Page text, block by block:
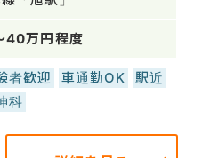
40万円程度
者歓迎 車通勤OK
駅近
科